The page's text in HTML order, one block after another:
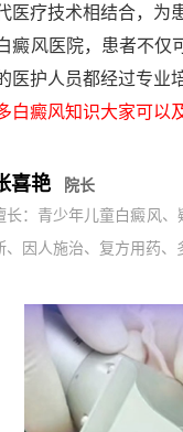
医疗技术相结合，为
风医院，患者不仅可
医护人员都经过专业
癜风知识大家可以及
喜艳
院长
长：青少年儿童白癜风
、因人施治、复方用药、